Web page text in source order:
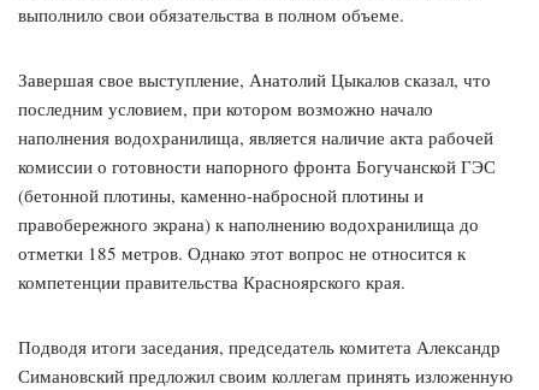
выполнило свои обязательства в полном объеме.
Завершая свое выступление, Анатолий Цыкалов сказал, что
последним условием, при котором возможно начало
наполнения водохранилища, является наличие акта рабочей
комиссии о готовности напорного фронта Богучанской ГЭС
(бетонной плотины, каменно-набросной плотины и
правобережного экрана) к наполнению водохранилища до
отметки 185 метров. Однако этот вопрос не относится к
компетенции правительства Красноярского края.
Подводя итоги заседания, председатель комитета Александр
Симановский предложил своим коллегам принять изложенную